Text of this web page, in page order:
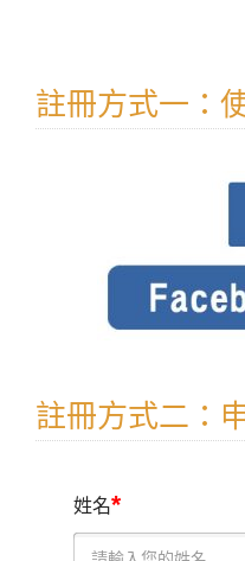
註冊方式一：
註冊方式二：
姓名*